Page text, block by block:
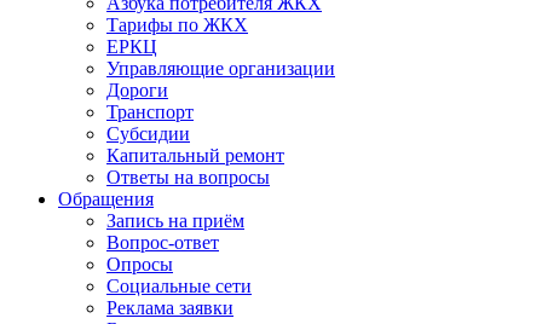
Тарифы по ЖКХ
ЕРКЦ
Управляющие организации
Дороги
Транспорт
Субсидии
Капитальный ремонт
Ответы на вопросы
Обращения
Запись на приём
Вопрос-ответ
Опросы
Социальные сети
Реклама заявки